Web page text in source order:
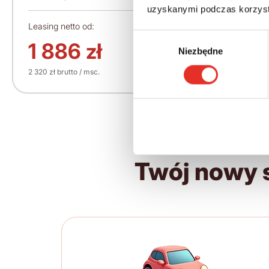
uzyskanymi podczas
Niezbędne
Leasing netto od:
1 886 zł
2 320 zł brutto / msc.
148 550 zł
Twój nowy